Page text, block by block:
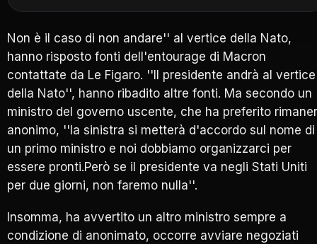
Non è il caso di non andare'' al vertice della Nato,
hanno risposto fonti dell'entourage di Macron
contattate da Le Figaro. ''Il presidente andrà al vertice
della Nato'', hanno ribadito altre fonti. Ma secondo un
ministro del governo uscente, che ha preferito
anonimo, ''la sinistra si metterà d'accordo sul nome di
un primo ministro e noi dobbiamo organizzarci per
essere pronti.Però se il presidente va negli Stati Uniti
per due giorni, non faremo nulla''.
Insomma, ha avvertito un altro ministro sempre a
condizione di anonimato, occorre avviare negoziati